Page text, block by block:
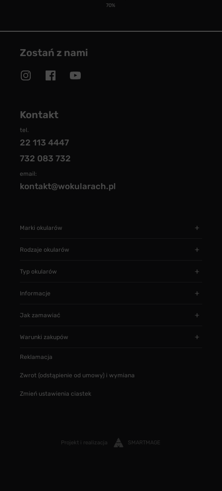
70%
Zostań z nami
Kontakt
tel.
22 113 4447
732 083 732
email:
kontakt@wokularach.pl
Marki okularów
Rodzaje okularów
Typ okularów
Informacje
Jak zamawiać
Warunki zakupów
Reklamacja
Zwrot (odstąpienie od umowy) i wymiana
Zmień ustawienia ciastek
Projekt i realizacja SMARTMAGE